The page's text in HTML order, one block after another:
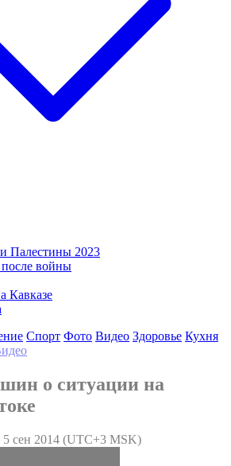
Палестины 2023
войны
Кавказе
Спорт Фото Видео Здоровье Кухня
о ситуации на
сен 2014 (UTC+3 MSK)